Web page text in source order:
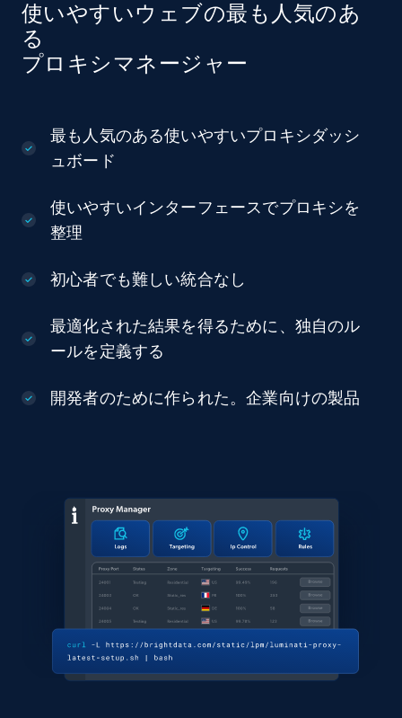
使いやすいウェブの最も人気のあ
る
プロキシマネージャー
最も人気のある使いやすいプロキシダッシ
ュボード
使いやすいインターフェースでプロキシを
整理
初心者でも難しい統合なし
最適化された結果を得るために、独自のル
ールを定義する
開発者のために作られた。企業向けの製品